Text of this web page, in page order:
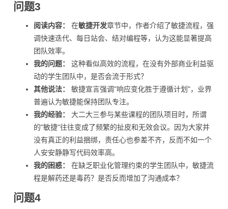
问题3
阅读内容： 在敏捷开发章节中，作者介绍了敏捷流程，强
调快速迭代、每日站会、结对编程等，认为这能显著提高
团队效率。
我的问题：
这种看似高效的流程，在没有外部商业利益驱
动的学生团队中，是否会流于形式？
其他说法：
敏捷宣言强调"响应变化胜于遵循计划"，业界
普遍认为敏捷能保持团队专注。
我的经验：
大二大三参与某些课程的团队项目时，所谓
的"敏捷"往往变成了频繁的扯皮和无效会议。因为大家并
没有真正的利益捆绑，责任心也参差不齐，反而不如一个
人安安静静写代码效率高。
我的困惑：
在缺乏职业化管理约束的学生团队中，敏捷流
程是解药还是毒药？是否反而增加了沟通成本？
问题4